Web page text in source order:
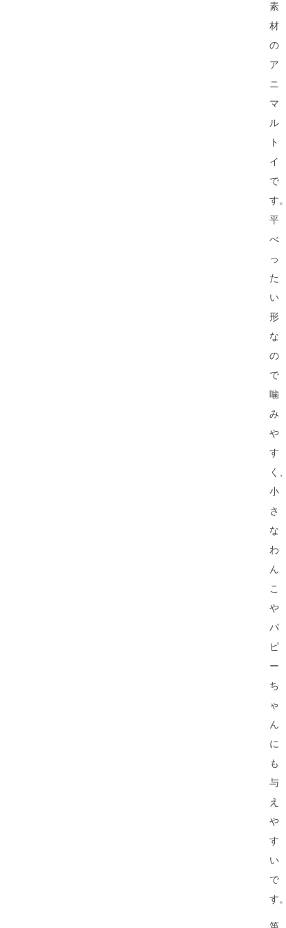
素
材
の
ア
ニ
マ
ル
ト
イ
で
す
平
べ
っ
た
い
形
な
の
で
噛
み
や
す
く
小
さ
な
わ
ん
こ
や
パ
ピ
ー
ち
ゃ
ん
に
も
与
え
や
す
い
で
す